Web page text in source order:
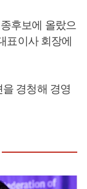
후보에 올랐으
표이사 회장에
경청해 경영